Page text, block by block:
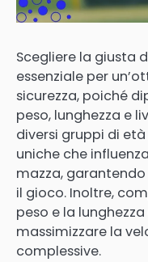
Scegliere la giusta
essenziale per
sicurezza, poiché
peso, lunghezza e
diversi gruppi di
uniche che
mazza,
il gioco. Inoltre,
peso e la
massimizzare la
complessive.